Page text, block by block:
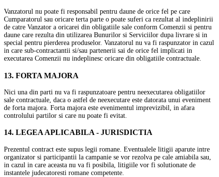
Vanzatorul nu poate fi responsabil pentru daune de orice fel pe care
Cumparatorul sau oricare terta parte o poate suferi ca rezultat al indeplinirii
de catre Vanzator a oricarei din obligatiile sale conform Comenzii si pentru
daune care rezulta din utilizarea Bunurilor si Serviciilor dupa livrare si in
special pentru pierderea produselor. Vanzatorul nu va fi raspunzator in cazul
in care sub-contractantii si/sau partenerii sai de orice fel implicati in
executarea Comenzii nu indeplinesc oricare din obligatiile contractuale.
13. FORTA MAJORA
Nici una din parti nu va fi raspunzatoare pentru neexecutarea obligatiilor
sale contractuale, daca o astfel de neexecutare este datorata unui eveniment
de forta majora. Forta majora este evenimentul imprevizibil, in afara
controlului partilor si care nu poate fi evitat.
14. LEGEA APLICABILA - JURISDICTIA
Prezentul contract este supus legii romane. Eventualele litigii aparute intre
organizator si participantii la campanie se vor rezolva pe cale amiabila sau,
in cazul in care aceasta nu va fi posibila, litigiile vor fi solutionate de
instantele judecatoresti romane competente.